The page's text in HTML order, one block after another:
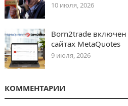
10 июля, 2026
Born2trade включен
сайтах MetaQuotes
9 июля, 2026
КОММЕНТАРИИ